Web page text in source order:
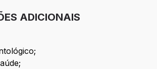
ADICIONAIS